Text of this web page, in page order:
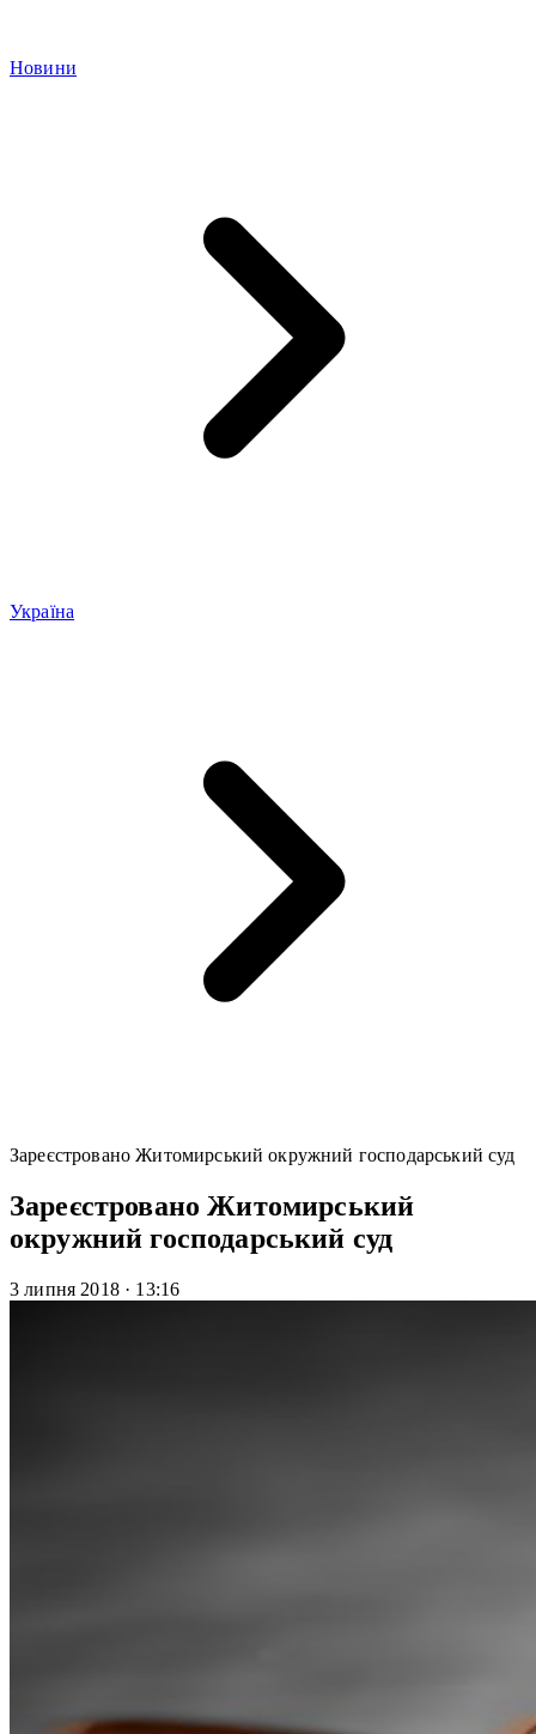
Новини
Україна
Зареєстровано Житомирський окружний господарський суд
Зареєстровано Житомирський
окружний господарський суд
3 липня 2018 · 13:16